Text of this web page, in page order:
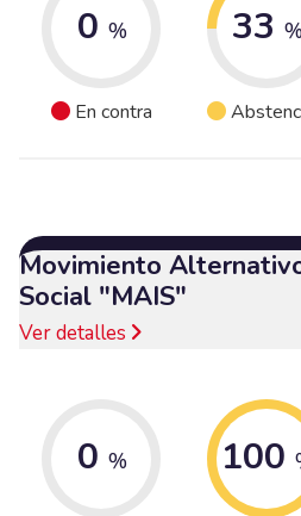
0 %
En contra
33 %
Movimiento
Social "MAIS"
Ver detalles
0 % 100